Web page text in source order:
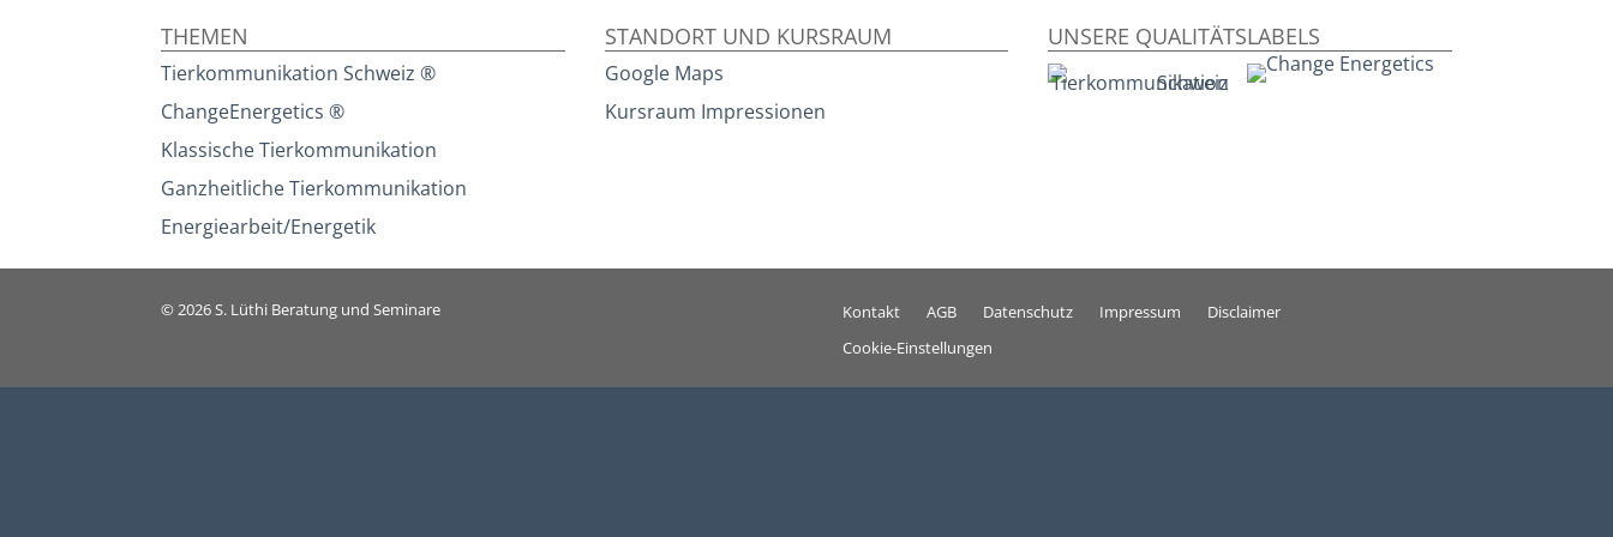
THEMEN
Tierkommunikation Schweiz ®
ChangeEnergetics ®
Klassische Tierkommunikation
Ganzheitliche Tierkommunikation
Energiearbeit/Energetik
STANDORT UND KURSRAUM
Google Maps
Kursraum Impressionen
UNSERE QUALITÄTSLABELS
© 2026S. Lüthi Beratung und Seminare Kontakt AGB Datenschutz Impressum
Disclaimer
Cookie-Einstellungen